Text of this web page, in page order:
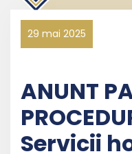
29 mai 2025
ANUNT
Servicii